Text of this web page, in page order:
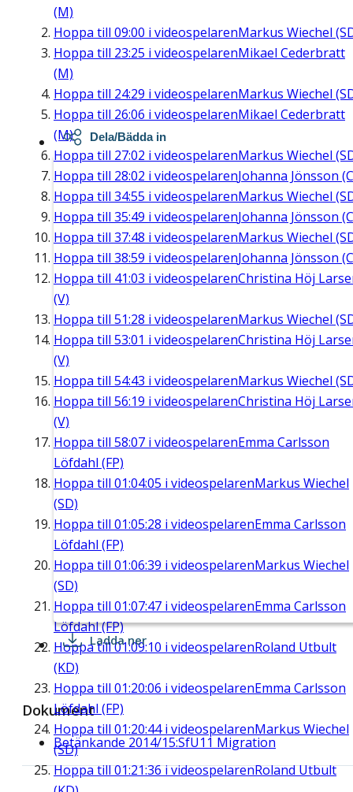
(M)
Hoppa till 09:00 i videospelarenMarkus Wiechel
Hoppa till 23:25 i videospelarenMikael Cederbratt
(M)
Hoppa till 24:29 i videospelarenMarkus Wiechel
Hoppa till 26:06 i videospelarenMikael Cederbratt
(M)
Hoppa till 27:02 i videospelarenMarkus Wiechel
Hoppa till 28:02 i videospelarenJohanna Jönsson
Hoppa till 34:55 i videospelarenMarkus Wiechel
Hoppa till 35:49 i videospelarenJohanna Jönsson
Hoppa till 37:48 i videospelarenMarkus Wiechel
Hoppa till 38:59 i videospelarenJohanna Jönsson
Hoppa till 41:03 i videospelarenChristina Höj
(V)
Hoppa till 51:28 i videospelarenMarkus Wiechel
Hoppa till 53:01 i videospelarenChristina Höj
(V)
Hoppa till 54:43 i videospelarenMarkus Wiechel
Hoppa till 56:19 i videospelarenChristina Höj
(V)
Hoppa till 58:07 i videospelarenEmma Carlsson
Löfdahl (FP)
Hoppa till 01:04:05 i videospelarenMarkus Wiechel
(SD)
Hoppa till 01:05:28 i videospelarenEmma Carlsson
Löfdahl (FP)
Hoppa till 01:06:39 i videospelarenMarkus Wiechel
(SD)
Hoppa till 01:07:47 i videospelarenEmma Carlsson
Löfdahl (FP)
Hoppa till01:09:10 i videospelarenRoland Utbult
(KD)
Hoppa till 01:20:06 i videospelarenEmma Carlsson
Löfdahl (FP)
Hoppa till 01:20:44i videospelarenMarkus Wiechel
(SD)
Hoppa till01:21:36i videospelarenRoland Utbult
Dela/Bädda in
Ladda ner
Dokument
Betänkande 2014/15:SfU11 Migration